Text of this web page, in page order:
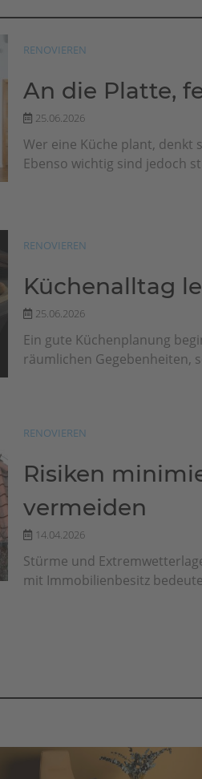
RENOVIEREN
An die Platte,
25.06.2026
Wer eine Küche plant, denkt
Ebenso wichtig sind jedoch
RENOVIEREN
Küchenalltag
25.06.2026
Ein gute Küchenplanung
räumlichen Gegebenheiten,
RENOVIEREN
Risiken
vermeiden
14.04.2026
Stürme und
mit Immobilienbesitz